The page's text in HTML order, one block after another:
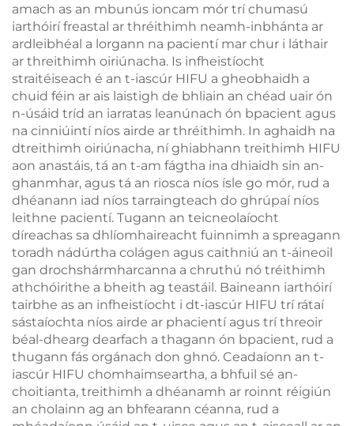
amach as an mbunús ioncam mór trí chumasú
iarthóirí freastal ar thréithimh neamh-inbhánta ar
ardleibhéal a lorgann na pacientí mar chur i láthair
ar threithimh oiriúnacha. Is infheistíocht
straitéiseach é an t-iascúr HIFU a gheobhaidh a
chuid féin ar ais laistigh de bhliain an chéad uair ón
n-úsáid tríd an iarratas leanúnach ón bpacient agus
na cinniúintí níos airde ar thréithimh. In aghaidh na
dtreithimh oiriúnacha, ní ghiabhann treithimh HIFU
aon anastáis, tá an t-am fágtha ina dhiaidh sin an-
ghanmhar, agus tá an riosca níos ísle go mór, rud a
dhéanann iad níos tarraingteach do ghrúpaí níos
leithne pacientí. Tugann an teicneolaíocht
díreachas sa dhlíomhaireacht fuinnimh a spreagann
toradh nádúrtha colágen agus caithniú an t-áineoil
gan drochshármharcanna a chruthú nó tréithimh
athchóirithe a bheith ag teastáil. Baineann iarthóirí
tairbhe as an infheistíocht i dt-iascúr HIFU trí rátaí
sástaíochta níos airde ar phacientí agus trí threoir
béal-dhearg dearfach a thagann ón bpacient, rud a
thugann fás orgánach don ghnó. Ceadaíonn an t-
iascúr HIFU chomhaimseartha, a bhfuil sé an-
choitianta, treithimh a dhéanamh ar roinnt réigiún
an cholainn ag an bhfearann céanna, rud a